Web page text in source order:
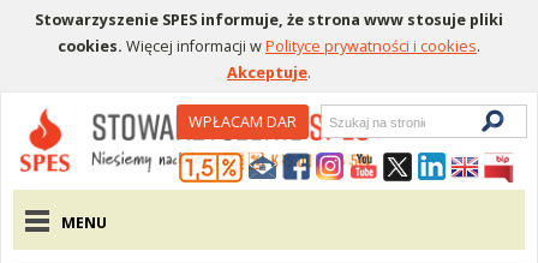
Stowarzyszenie SPES informuje, że strona www stosuje pliki
cookies. Więcej informacji wPolityce prywatności i cookies.
Akceptuje.
Menu pomocniczeWPŁACAM DAR
Wyszukiwarka
Menu główne
MENU